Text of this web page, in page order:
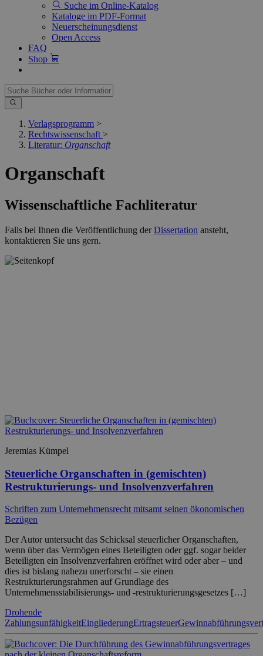
Suche im Online-Katalog
Kataloge im PDF-Format
Neuerscheinungsdienst
Open Access
FAQ
Shop
Verlagsprogramm >
Rechtswissenschaft >
Literatur: Organschaft
Organschaft
Wissenschaftliche Fachliteratur
Falls bei Ihnen die Veröffentlichung derDissertation ansteht,
kontaktieren Sie uns gern.
Jeremias Kümpel
Steuerliche Organschaften in (gemischten)
Restrukturierungs- und Insolvenzverfahren
Schriften zum Unternehmensrecht mitsamt seinen ökonomischen
Bezügen
Der Autor untersucht das Schicksal steuerlicher Organschaften,
wenn über das Vermögen eines Beteiligten oder ggf. sogar beider
Beteiligten ein Insolvenzverfahren eröffnet wird oder aber – und
dies ist bislang nahezu unerforscht – sie einen
Restrukturierungsrahmen auf Grundlage des
Unternehmensstabilisierungs- und -restrukturierungsgesetzes […]
Drohende
ZahlungsunfähigkeitEingliederungErtragsteuer